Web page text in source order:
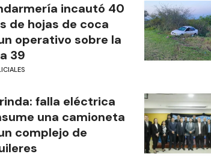
incautó 40
de hojas de coca
operativo sobre la
39
falla eléctrica
una camioneta
complejo de